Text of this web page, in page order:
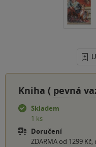
Kniha ( pevná
Skladem
1 ks
Doručení
ZDARMA od 1299